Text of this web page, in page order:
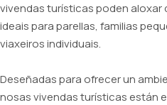
vivendas turísticas poden aloxar
ideais para parellas, familias
viaxeiros individuais.
Deseñadas para ofrecer un
nosas vivendas turísticas están